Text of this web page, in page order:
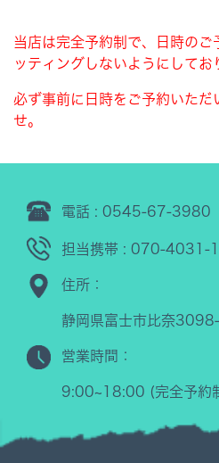
当店は完全予約制で、日時の
ッティングしないようにしてお
必ず事前に日時をご予約いただ
せ。
電話 : 0545-67-3980
担当携帯 : 070-4031-
住所：
静岡県富士市比奈
営業時間：
9:00~18:00 (完全予約